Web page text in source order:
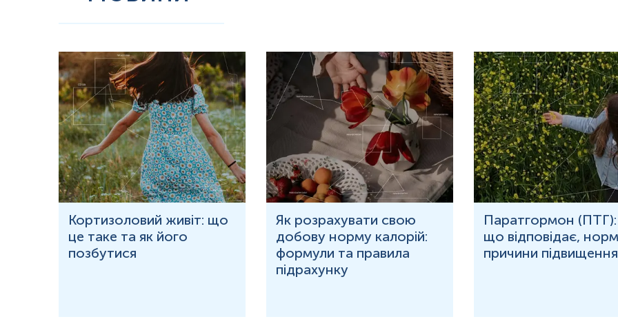
Кортизоловий живіт: що
це таке та як його
позбутися
Як розрахувати свою
добову норму калорій:
формули та правила
підрахунку
Паратгормон (ПТГ):
що відповідає,
причини підвищення